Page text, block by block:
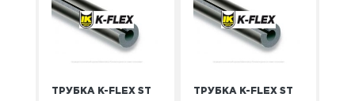
ТРУБКА K-FLEX ST
ТРУБКА K-FLEX ST